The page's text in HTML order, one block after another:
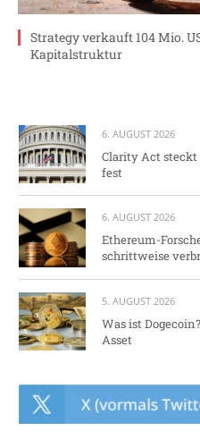
Strategy verkauft 104 Mio.
Kapitalstruktur
6. AUGUST 2026
Clarity Act steckt
fest
6. AUGUST 2026
Ethereum-
schrittweise
5. AUGUST 2026
Was ist
Asset